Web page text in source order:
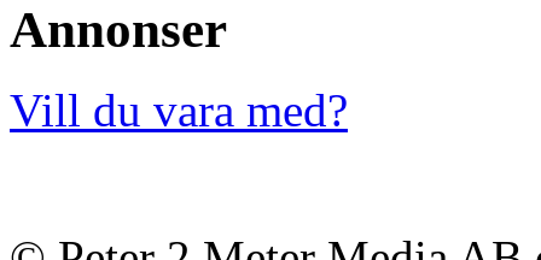
Annonser
Vill du vara med?